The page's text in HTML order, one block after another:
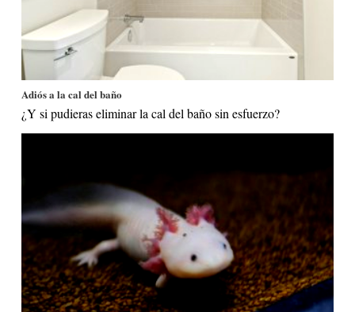
Adiós a la cal del baño
¿Y si pudieras eliminar la cal del baño sin esfuerzo?